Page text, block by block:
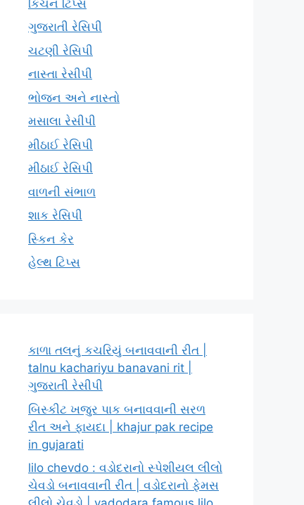
કિચન ટિપ્સ
ગુજરાતી રેસિપી
ચટણી રેસિપી
નાસ્તા રેસીપી
ભોજન અને નાસ્તો
મસાલા રેસીપી
મીઠાઈ રેસિપી
મીઠાઈ રેસિપી
વાળની સંભાળ
શાક રેસિપી
સ્કિન કેર
હેલ્થ ટિપ્સ
કાળા તલનું કચરિયું બનાવવાની રીત |
talnu kachariyu banavani rit |
ગુજરાતી રેસીપી
બિસ્કીટ ખજુર પાક બનાવવાની સરળ
રીત અને ફાયદા | khajur pak recipe
in gujarati
lilo chevdo : વડોદરાનો સ્પેશીયલ લીલો
ચેવડો બનાવવાની રીત | વડોદરાનો ફેમસ